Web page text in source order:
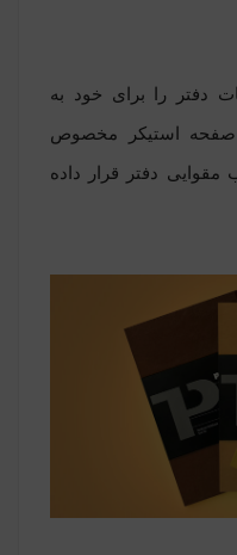
دفتر را برای خود به
صفحه استیکر مخصوص
دفتر قرار داده